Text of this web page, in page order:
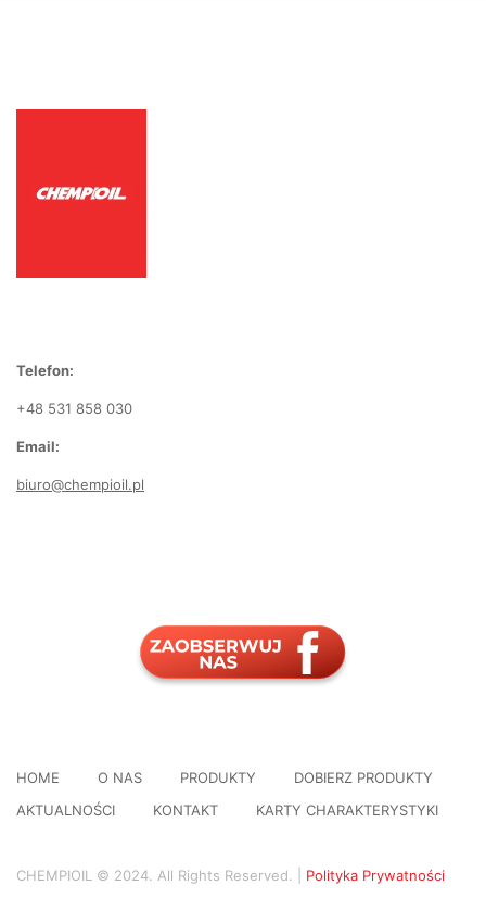
Telefon:
+48 531 858 030
Email:
biuro@chempioil.pl
HOME O NAS PRODUKTY
DOBIERZ PRODUKTY
AKTUALNOŚCI
KONTAKT KARTY CHARAKTERYSTYKI
CHEMPIOIL © 2024. All Rights Reserved. | Polityka Prywatności